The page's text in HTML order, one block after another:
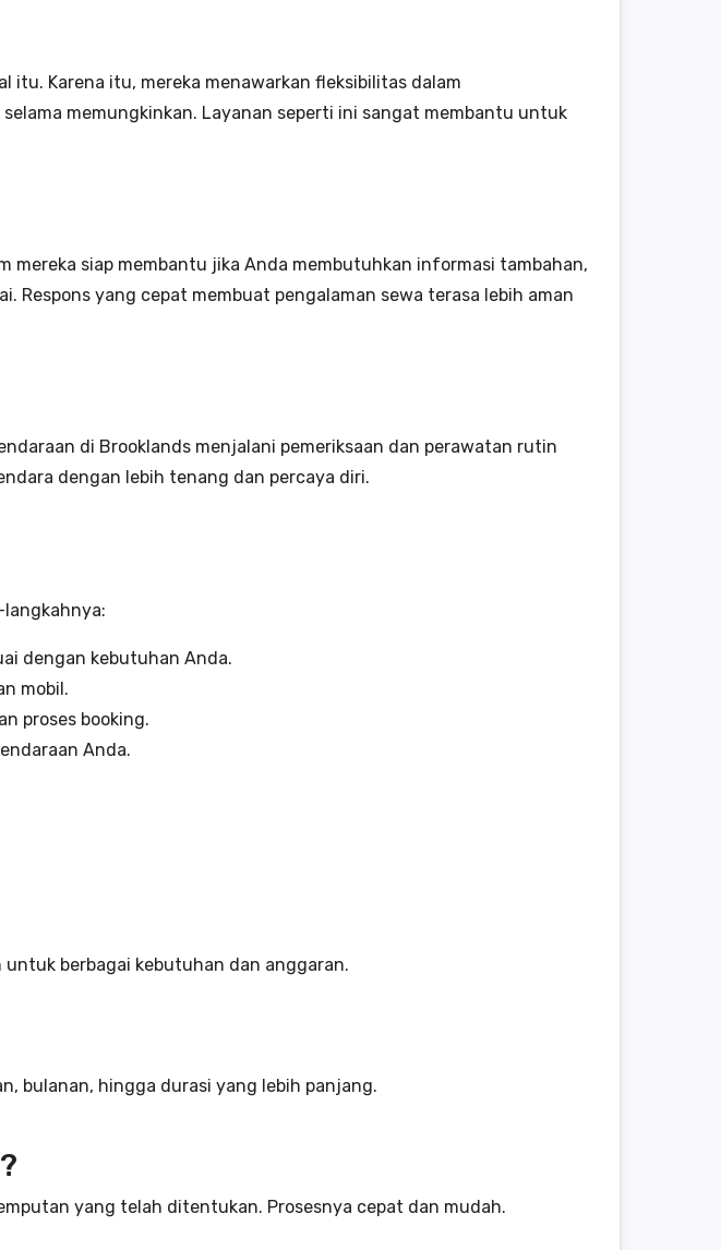
itu. Karena itu, mereka menawarkan fleksibilitas dalam
memungkinkan. Layanan seperti ini sangat membantu untuk
mereka siap membantu jika Anda membutuhkan informasi tambahan,
Respons yang cepat membuat pengalaman sewa terasa lebih aman
di Brooklands menjalani pemeriksaan dan perawatan rutin
dengan lebih tenang dan percaya diri.
langkahnya:
dengan kebutuhan Anda.
mobil.
proses booking.
Anda.
untuk berbagai kebutuhan dan anggaran.
bulanan, hingga durasi yang lebih panjang.
yang telah ditentukan. Prosesnya cepat dan mudah.